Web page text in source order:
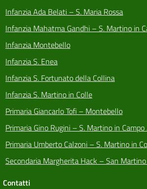
Infanzia Ada Belati – S. Maria Rossa
Infanzia Mahatma Gandhi – S. Martino in
Infanzia Montebello
Infanzia S. Enea
Infanzia S. Fortunato della Collina
Infanzia S. Martino in Colle
Primaria Giancarlo Tofi – Montebello
Primaria Gino Rugini – S. Martino in
Primaria Umberto Calzoni – S. Martino in
Secondaria Margherita Hack – San
Contatti